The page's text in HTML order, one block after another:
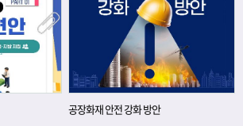
공장화재 안전 강화 방안